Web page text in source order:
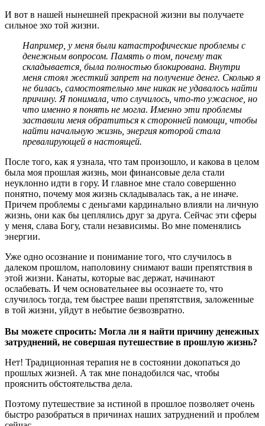
И вот в нашей нынешней прекрасной жизни вы получаете
сильное эхо той жизни.
Например, у меня были катастрофические проблемы с
денежным вопросом. Память о том, почему так
складывается, была полностью блокирована. Внутри
меня стоял жесткий запрет на получение денег. Сколько я
не билась, самостоятельно мне никак не удавалось найти
причину. Я понимала, что случилось, что-то ужасное, но
что именно я понять не могла. Именно эти проблемы
заставили меня обратиться к сторонней помощи, чтобы
найти начальную жизнь, энергия которой стала
превалирующей в настоящей.
После того, как я узнала, что там произошло, и какова в целом
была моя прошлая жизнь, мои финансовые дела стали
неуклонно идти в гору. И главное мне стало совершенно
понятно, почему моя жизнь складывалась так, а не иначе.
Причем проблемы с деньгами кардинально влияли на личную
жизнь, они как бы цеплялись друг за друга. Сейчас эти сферы
у меня, слава Богу, стали независимы. Во мне поменялись
энергии.
Уже одно осознание и понимание того, что случилось в
далеком прошлом, наполовину снимают ваши препятствия в
этой жизни. Канаты, которые вас держат, начинают
ослабевать. И чем основательнее вы осознаете то, что
случилось тогда, тем быстрее ваши препятствия, заложенные
в той жизни, уйдут в небытие безвозвратно.
Вы можете спросить: Могла ли я найти причину денежных
затруднений, не совершая путешествие в прошлую жизнь?
Нет! Традиционная терапия не в состоянии докопаться до
прошлых жизней. А так мне понадобился час, чтобы
прояснить обстоятельства дела.
Поэтому путешествие за истиной в прошлое позволяет очень
быстро разобраться в причинах наших затруднений и проблем